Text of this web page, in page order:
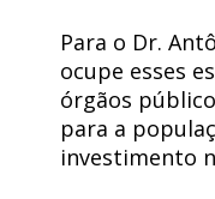
Para o Dr.
ocupe esses
órgãos
para a
investimento